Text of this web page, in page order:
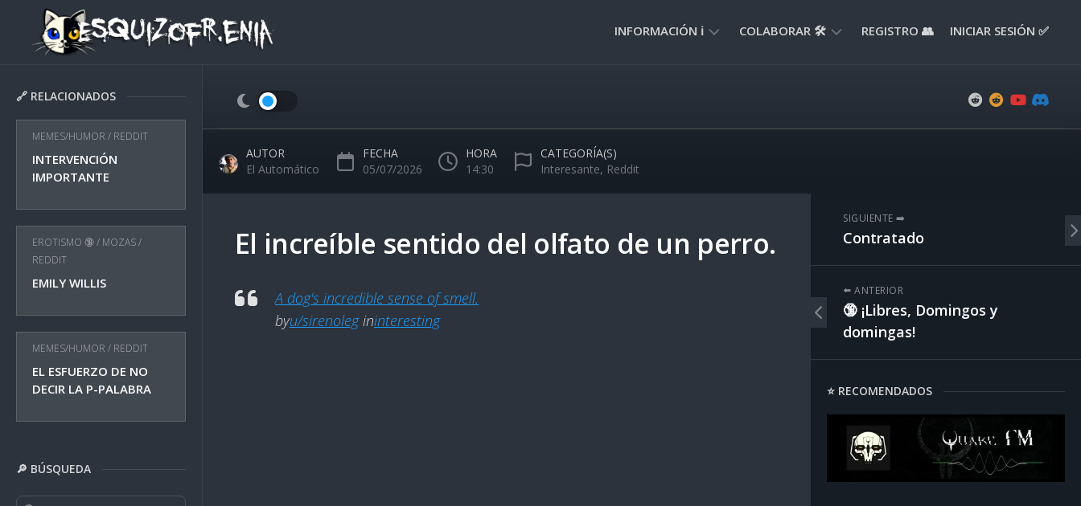
content
INFORMACIÓN ℹ️
NORMAS
USO
🚸
COLABORAR 🛠️ REGISTRO 👥 INICIAR SESIÓN ✅
🔗 RELACIONADOS
MEMES/HUMOR / REDDIT
INTERVENCIÓN
IMPORTANTE
EROTISMO 🔞/ MOZAS/
REDDIT
EMILY WILLIS
MEMES/HUMOR / REDDIT
EL ESFUERZO DE NO
DECIR LA P-PALABRA
🔎 BÚSQUEDA
AUTOR
El Automático
FECHA
05/07/2026
HORA
14:30
CATEGORÍA(S)
Interesante, Reddit
El increíble sentido del olfato de un perro.
A dog's incredible sense of smell.
byu/sirenolegininteresting
SIGUIENTE ➡️
Contratado
⬅️ ANTERIOR
🔞 ¡Libres, Domingos y
domingas!
⭐ RECOMENDADOS